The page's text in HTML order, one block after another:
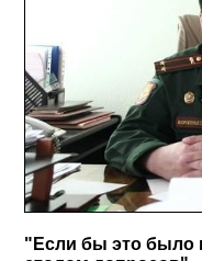
"Если бы это было